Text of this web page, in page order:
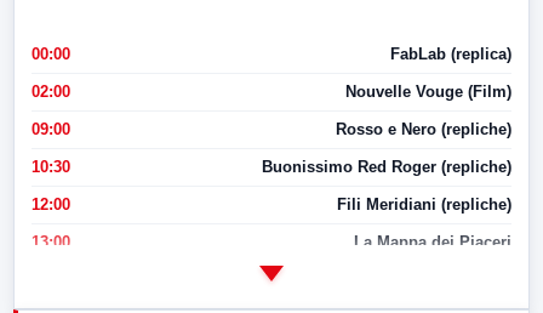
00:00 FabLab (replica)
02:00 Nouvelle Vouge (Film)
09:00 Rosso e Nero (repliche)
10:30 Buonissimo Red Roger (repliche)
12:00 Fili Meridiani (repliche)
13:00 La Mappa dei Piaceri